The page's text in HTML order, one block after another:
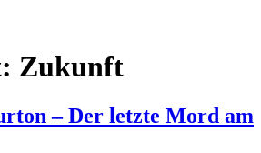
Zukunft
– Der letzte Mord am